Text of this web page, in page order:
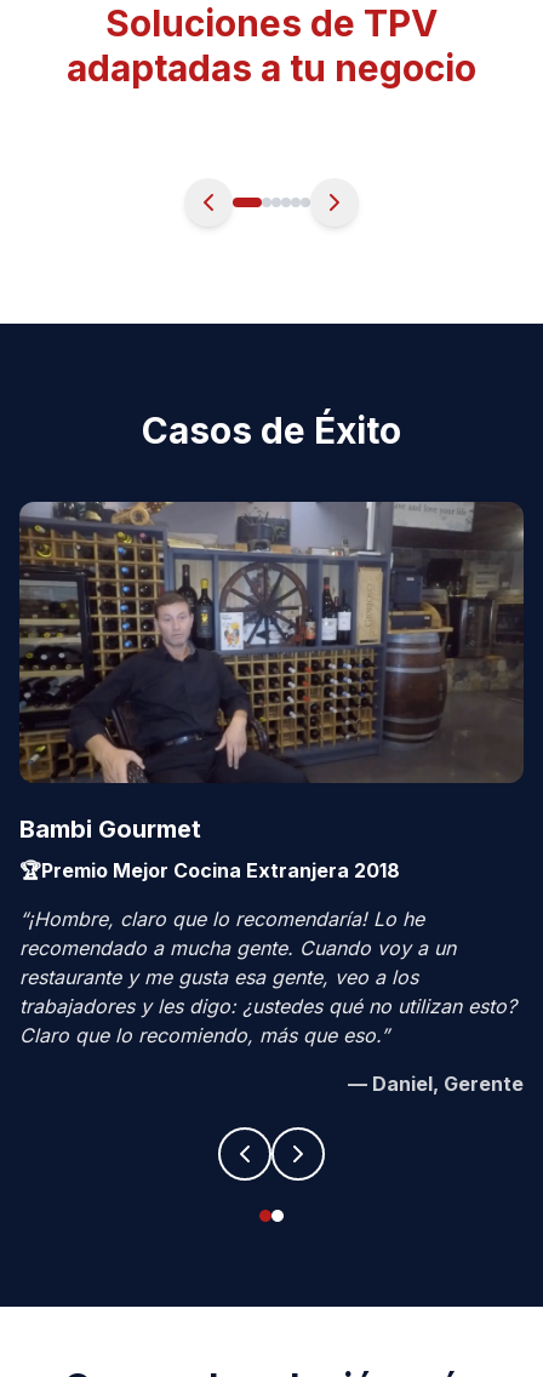
Soluciones de TPV
adaptadas a tu negocio
Casos de Éxito
Bambi Gourmet
🏆Premio Mejor Cocina Extranjera 2018
“¡Hombre, claro que lo recomendaría! Lo he
recomendado a mucha gente. Cuando voy a un
restaurante y me gusta esa gente, veo a los
trabajadores y les digo: ¿ustedes qué no utilizan esto?
Claro que lo recomiendo, más que eso.”
— Daniel, Gerente